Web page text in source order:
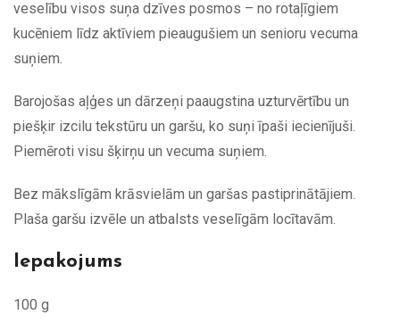
veselību visos suņa dzīves posmos – no rotaļīgiem
kucēniem līdz aktīviem pieaugušiem un senioru vecuma
suņiem.
Barojošas aļģes un dārzeņi paaugstina uzturvērtību un
piešķir izcilu tekstūru un garšu, ko suņi īpaši iecienījuši.
Piemēroti visu šķirņu un vecuma suņiem.
Bez mākslīgām krāsvielām un garšas pastiprinātājiem.
Plaša garšu izvēle un atbalsts veselīgām locītavām.
Iepakojums
100 g